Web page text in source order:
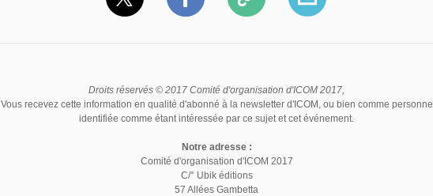
Droits réservés © 2017 Comité d'organisation d'ICOM 2017,
Vous recevez cette information en qualité d'abonné à la newsletter d'ICOM, ou bien comme personne
identifiée comme étant intéressée par ce sujet et cet événement.
Notre adresse :
Comité d'organisation d'ICOM 2017
C/° Ubik éditions
57 Allées Gambetta